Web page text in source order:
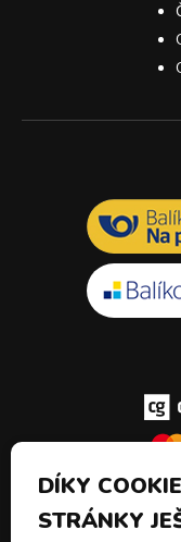
DÍKY
STRÁNKY